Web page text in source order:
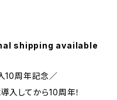
shipping available
10周年記念／
入してから10周年！